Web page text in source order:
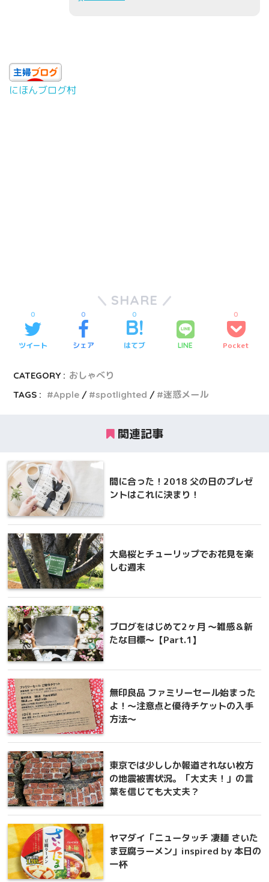
にほんブログ村
SHARE
ツイート
0
シェア
0
はてブ
0
LINE Pocket
0
CATEGORY : おしゃべり
TAGS :
Apple spotlighted 迷惑メール
関連記事
間に合った！2018 父の日のプレゼ
ントはこれに決まり！
大島桜とチューリップでお花見を楽
しむ週末
ブログをはじめて2ヶ月 ～雑感＆新
たな目標～【Part.1】
無印良品 ファミリーセール始まった
よ！〜注意点と優待チケットの入手
方法〜
東京では少ししか報道されない枚方
の地震被害状況。「大丈夫！」の言
葉を信じても大丈夫？
ヤマダイ「ニュータッチ 凄麺 さいた
ま豆腐ラーメン」inspired by 本日の
一杯